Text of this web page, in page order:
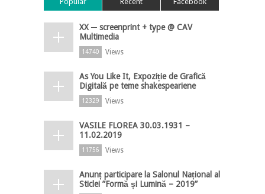
XX ─ screenprint + type @ CAV
Multimedia
14740 Views
As You Like It, Expoziție de Grafică
Digitală pe teme shakespeariene
12329 Views
VASILE FLOREA 30.03.1931 –
11.02.2019
11756 Views
Anunț participare la Salonul Național al
Sticlei ”Formă și Lumină – 2019”